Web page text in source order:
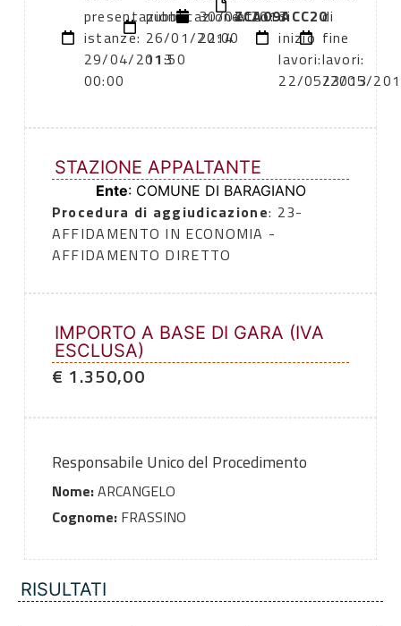
presentazione
istanze:
29/04/2013
00:00
pubblicazione:
26/01/2014
11:50
30/04/2013
22:00
atto:
ZCA09ACC20
di
inizio
lavori:
22/05/2013
di
fine
lavori:
23/05/
STAZIONE APPALTANTE
Ente: COMUNE DI BARAGIANO
Procedura di aggiudicazione: 23-
AFFIDAMENTO IN ECONOMIA -
AFFIDAMENTO DIRETTO
IMPORTO A BASE DI GARA (IVA
ESCLUSA)
€ 1.350,00
Responsabile Unico del Procedimento
Nome:ARCANGELO
Cognome:FRASSINO
RISULTATI